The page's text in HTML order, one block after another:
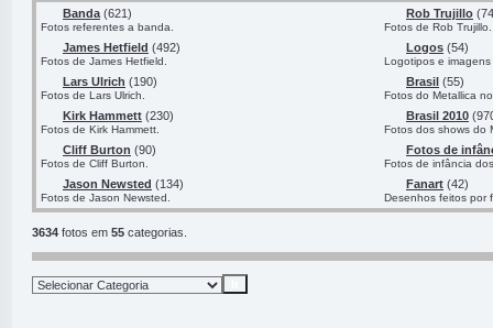
Banda (621)
Fotos referentes a banda.
James Hetfield (492)
Fotos de James Hetfield.
Lars Ulrich (190)
Fotos de Lars Ulrich.
Kirk Hammett (230)
Fotos de Kirk Hammett.
Cliff Burton (90)
Fotos de Cliff Burton.
Jason Newsted (134)
Fotos de Jason Newsted.
Rob Trujillo
Fotos de Rob Trujillo.
Logos (54)
Logotipos e
Brasil (55)
Fotos do Metallica
Brasil 2010
Fotos dos shows do
Fotos de
Fotos de infância
Fanart (42)
Desenhos feitos por
3634 fotos em 55 categorias.